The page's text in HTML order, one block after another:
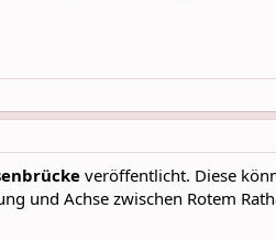
veröffentlicht. Diese
und Achse zwischen Rotem